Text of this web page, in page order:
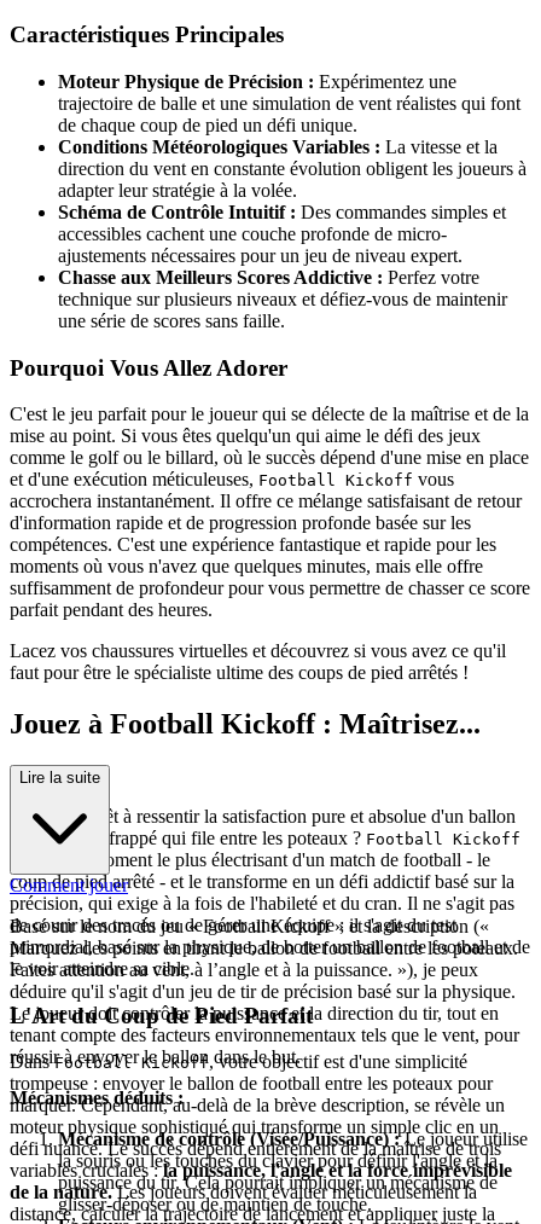
Caractéristiques Principales
Moteur Physique de Précision : Expérimentez une
trajectoire de balle et une simulation de vent réalistes qui font
de chaque coup de pied un défi unique.
Conditions Météorologiques Variables : La vitesse et la
direction du vent en constante évolution obligent les joueurs à
adapter leur stratégie à la volée.
Schéma de Contrôle Intuitif : Des commandes simples et
accessibles cachent une couche profonde de micro-
ajustements nécessaires pour un jeu de niveau expert.
Chasse aux Meilleurs Scores Addictive : Perfez votre
technique sur plusieurs niveaux et défiez-vous de maintenir
une série de scores sans faille.
Pourquoi Vous Allez Adorer
C'est le jeu parfait pour le joueur qui se délecte de la maîtrise et de la
mise au point. Si vous êtes quelqu'un qui aime le défi des jeux
comme le golf ou le billard, où le succès dépend d'une mise en place
et d'une exécution méticuleuses, Football Kickoff vous
accrochera instantanément. Il offre ce mélange satisfaisant de retour
d'information rapide et de progression profonde basée sur les
compétences. C'est une expérience fantastique et rapide pour les
moments où vous n'avez que quelques minutes, mais elle offre
suffisamment de profondeur pour vous permettre de chasser ce score
parfait pendant des heures.
Lacez vos chaussures virtuelles et découvrez si vous avez ce qu'il
faut pour être le spécialiste ultime des coups de pied arrêtés !
Jouez à Football Kickoff : Maîtrisez...
le Tir Parfait
Êtes-vous prêt à ressentir la satisfaction pure et absolue d'un ballon
parfaitement frappé qui file entre les poteaux ? Football Kickoff
reprend le moment le plus électrisant d'un match de football - le
coup de pied arrêté - et le transforme en un défi addictif basé sur la
précision, qui exige à la fois de l'habileté et du cran. Il ne s'agit pas
de courir des tracés ou de gérer une équipe ; il s'agit du test
primordial, basé sur la physique, de botter un ballon de football et de
le voir atteindre sa cible.
L'Art du Coup de Pied Parfait
DansFootball Kickoff, votre objectif est d'une simplicité
trompeuse : envoyer le ballon de football entre les poteaux pour
marquer. Cependant, au-delà de la brève description, se révèle un
moteur physique sophistiqué qui transforme un simple clic en un
défi nuancé. Le succès dépend entièrement de la maîtrise de trois
variables cruciales :la puissance, l'angle et la force imprévisible
de la nature.Les joueurs doivent évaluer méticuleusement la
distance, calculer la trajectoire de lancement et appliquer juste la
Lire la suite
Comment jouer
Basé sur le nom du jeu « Football Kickoff » et la description («
Marquez des points en tirant le ballon de football entre les poteaux.
Faites attention au vent, à l’angle et à la puissance. »), je peux
déduire qu'il s'agit d'un jeu de tir de précision basé sur la physique.
Le joueur doit contrôler la puissance et la direction du tir, tout en
tenant compte des facteurs environnementaux tels que le vent, pour
réussir à envoyer le ballon dans le but.
Mécanismes déduits :
Mécanisme de contrôle (Visée/Puissance) :Le joueur utilise
la souris ou les touches du clavier pour définir l'angle et la
puissance du tir. Cela pourrait impliquer un mécanisme de
glisser-déposer ou de maintien de touche.